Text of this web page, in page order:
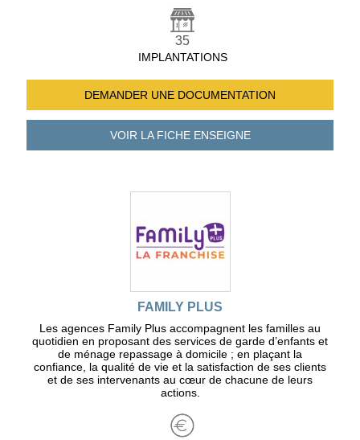
35
IMPLANTATIONS
DEMANDER UNE DOCUMENTATION
VOIR LA FICHEENSEIGNE
FAMILY PLUS
Les agences Family Plus accompagnent les familles au
quotidien en proposant des services de garde d’enfants et
de ménage repassage à domicile ; en plaçant la
confiance, la qualité de vie et la satisfaction de ses clients
et de ses intervenants au cœur de chacune de leurs
actions.